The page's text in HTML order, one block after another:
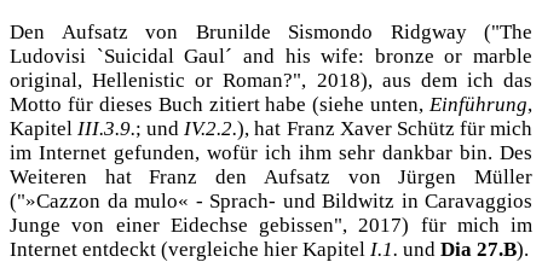
Den Aufsatz von Brunilde Sismondo Ridgway ("The
Ludovisi `Suicidal Gaul´ and his wife: bronze or marble
original, Hellenistic or Roman?", 2018), aus dem ich das
Motto für dieses Buch zitiert habe (siehe unten, Einführung,
Kapitel III.3.9.; und IV.2.2.), hat Franz Xaver Schütz für mich
im Internet gefunden, wofür ich ihm sehr dankbar bin. Des
Weiteren hat Franz den Aufsatz von Jürgen Müller
("»Cazzon da mulo« - Sprach- und Bildwitz in Caravaggios
Junge von einer Eidechse gebissen", 2017) für mich im
Internet entdeckt (vergleiche hier Kapitel I.1. und Dia 27.B).